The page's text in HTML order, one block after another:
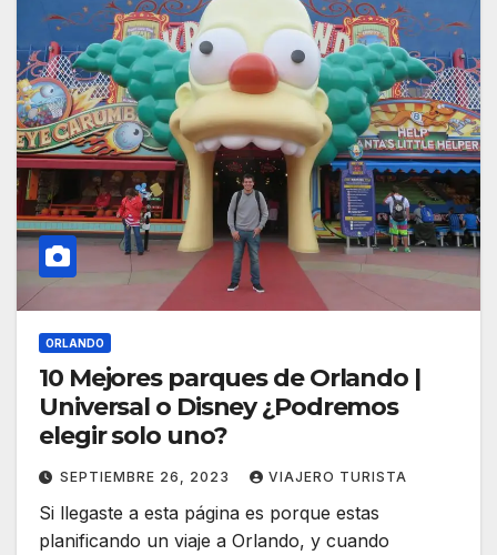
ORLANDO
10 Mejores parques de Orlando |
Universal o Disney ¿Podremos
elegir solo uno?
SEPTIEMBRE 26, 2023 VIAJERO TURISTA
Si llegaste a esta página es porque estas
planificando un viaje a Orlando, y cuando